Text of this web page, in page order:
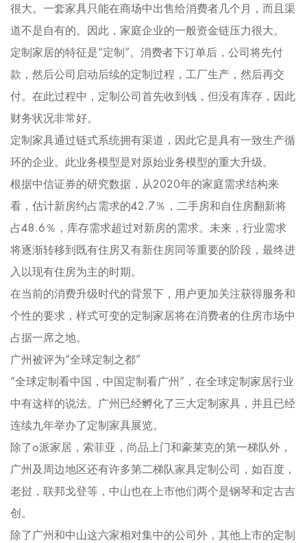
很大。一套家具只能在商场中出售给消费者几个月，而且渠
道不是自有的。因此，家庭企业的一般资金链压力很大。
定制家居的特征是“定制”。消费者下订单后，公司将先付
款，然后公司启动后续的定制过程，工厂生产，然后再交
付。在此过程中，定制公司首先收到钱，但没有库存，因此
财务状况非常好。
定制家具通过链式系统拥有渠道，因此它是具有一致生产循
环的企业。此业务模型是对原始业务模型的重大升级。
根据中信证券的研究数据，从2020年的家庭需求结构来
看，估计新房约占需求的42.7％，二手房和自住房翻新将
占48.6％，库存需求超过对新房的需求。未来，行业需求
将逐渐转移到既有住房又有新住房同等重要的阶段，最终进
入以现有住房为主的时期。
在当前的消费升级时代的背景下，用户更加关注获得服务和
个性的要求，样式可变的定制家居将在消费者的住房市场中
占据一席之地。
广州被评为“全球定制之都”
“全球定制看中国，中国定制看广州”，在全球定制家居行业
中有这样的说法。广州已经孵化了三大定制家具，并且已经
连续九年举办了定制家具展览。
除了o派家居，索菲亚，尚品上门和豪莱克的第一梯队外，
广州及周边地区还有许多第二梯队家具定制公司，如百度，
老挝，联邦戈登等，中山也在上市他们两个是钢琴和定古吉
创。
除了广州和中山这六家相对集中的公司外，其他上市的定制